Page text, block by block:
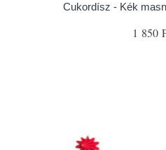
Cukordísz - Kék
1 850